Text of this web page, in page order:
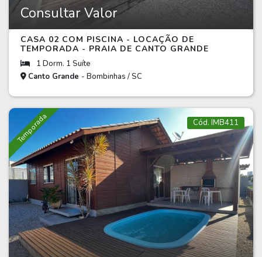
Consultar Valor
CASA 02 COM PISCINA - LOCAÇÃO DE
TEMPORADA - PRAIA DE CANTO GRANDE
1 Dorm. 1 Suíte
Canto Grande - Bombinhas / SC
Temporada Cód. IMB411